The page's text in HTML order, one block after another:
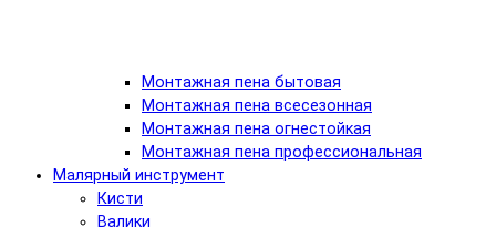
Монтажная пена бытовая
Монтажная пена всесезонная
Монтажная пена огнестойкая
Монтажная пена профессиональная
Малярный инструмент
Кисти
Валики